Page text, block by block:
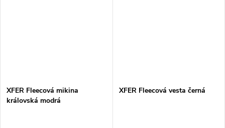
XFER Fleecová mikina
královská modrá
XFER Fleecová vesta černá